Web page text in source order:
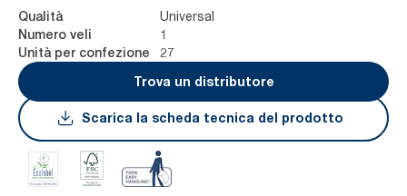
Qualità Universal
Numero veli 1
Unità per confezione
27
Trova un distributore
Scarica la scheda tecnica del prodotto